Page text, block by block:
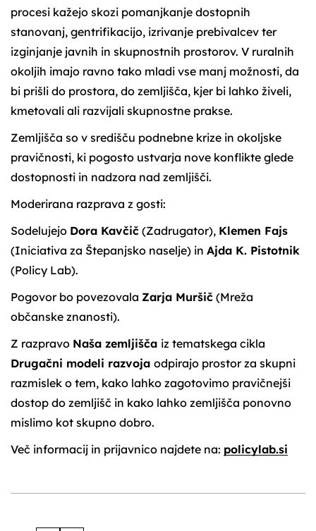
procesi kažejo skozi pomanjkanje dostopnih
stanovanj, gentrifikacijo, izrivanje prebivalcev ter
izginjanje javnih in skupnostnih prostorov. V ruralnih
okoljih imajo ravno tako mladi vse manj možnosti, da
bi prišli do prostora, do zemljišča, kjer bi lahko živeli,
kmetovali ali razvijali skupnostne prakse.
Zemljišča so v središču podnebne krize in okoljske
pravičnosti, ki pogosto ustvarja nove konflikte glede
dostopnosti in nadzora nad zemljišči.
Moderirana razprava z gosti:
Sodelujejo Dora Kavčič (Zadrugator), Klemen Fajs
(Iniciativa za Štepanjsko naselje) in Ajda K. Pistotnik
(Policy Lab).
Pogovor bo povezovala Zarja Muršič (Mreža
občanske znanosti).
Z razpravo Naša zemljišča iz tematskega cikla
Drugačni modeli razvoja odpirajo prostor za skupni
razmislek o tem, kako lahko zagotovimo pravičnejši
dostop do zemljišč in kako lahko zemljišča ponovno
mislimo kot skupno dobro.
Več informacij in prijavnico najdete na: policylab.si